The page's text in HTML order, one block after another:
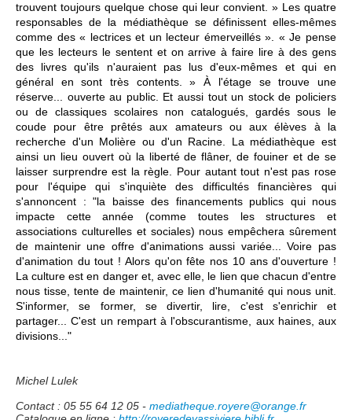
trouvent toujours quelque chose qui leur convient. » Les quatre
responsables de la médiathèque se définissent elles-mêmes
comme des « lectrices et un lecteur émerveillés ». « Je pense
que les lecteurs le sentent et on arrive à faire lire à des gens
des livres qu'ils n'auraient pas lus d'eux-mêmes et qui en
général en sont très contents. » À l'étage se trouve une
réserve... ouverte au public. Et aussi tout un stock de policiers
ou de classiques scolaires non catalogués, gardés sous le
coude pour être prêtés aux amateurs ou aux élèves à la
recherche d'un Molière ou d'un Racine. La médiathèque est
ainsi un lieu ouvert où la liberté de flâner, de fouiner et de se
laisser surprendre est la règle. Pour autant tout n'est pas rose
pour l'équipe qui s'inquiète des difficultés financières qui
s'annoncent : "la baisse des financements publics qui nous
impacte cette année (comme toutes les structures et
associations culturelles et sociales) nous empêchera sûrement
de maintenir une offre d'animations aussi variée... Voire pas
d'animation du tout ! Alors qu'on fête nos 10 ans d'ouverture !
La culture est en danger et, avec elle, le lien que chacun d'entre
nous tisse, tente de maintenir, ce lien d'humanité qui nous unit.
S'informer, se former, se divertir, lire, c'est s'enrichir et
partager... C'est un rempart à l'obscurantisme, aux haines, aux
divisions..."
Michel Lulek
Contact : 05 55 64 12 05 - mediatheque.royere@orange.fr